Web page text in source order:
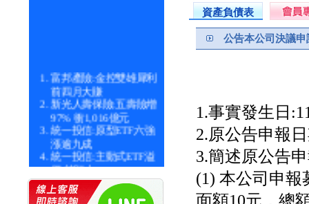
前四月大賺
新光人壽保險:五壽險增
97% 衝1,016億元
統一投信:原型ETF六強
漲逾九成
統一投信:主動式ETF溢
價 被盯上
價金將達996億
宇辰系統科技:宇辰業績
資產負債表
公告本公司決議
1.事實發生日
2.原公告申報
3.簡述原公告
(1) 本公司申報
面額10元，總